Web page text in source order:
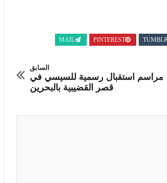
PINTEREST
MAIL
السابق
مراسم استقبال رسمية للسيسي في
قصر القضيبية بالبحرين